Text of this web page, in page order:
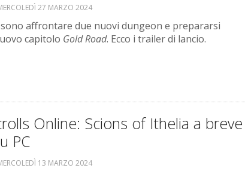
27 MARZO 2024
affrontare due nuovi dungeon e prepararsi
capitolo Gold Road. Ecco i trailer di lancio.
Online: Scions of Ithelia a breve
PC
13 MARZO 2024